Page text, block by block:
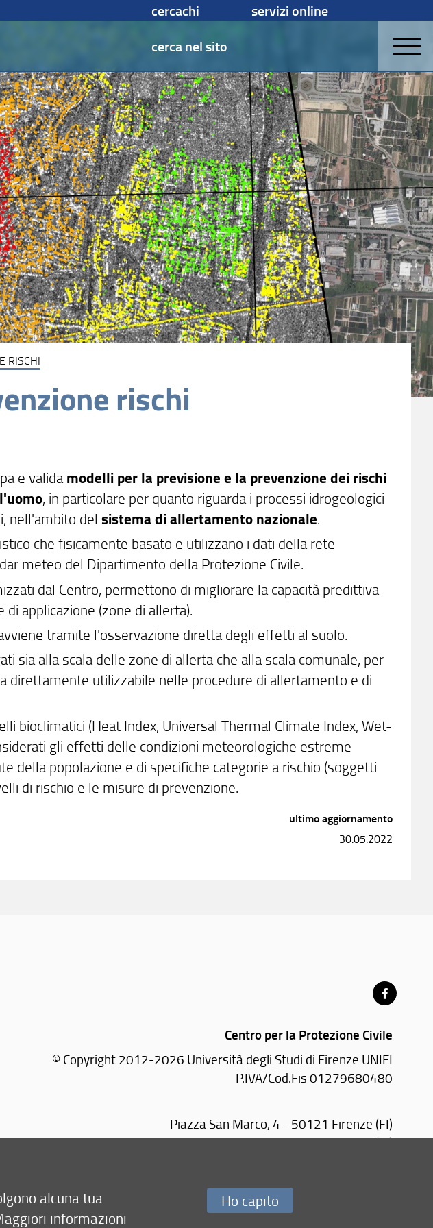
cercachi
servizi online
cerca nel sito
RISCHI
rischi
e validamodelli per la previsione e la prevenzione dei rischi
, in particolare per quanto riguarda i processi idrogeologici
nell'ambito delsistema di allertamento nazionale.
che fisicamente basato e utilizzano i dati della rete
meteo del Dipartimento della Protezione Civile.
dal Centro, permettono di migliorare la capacità predittiva
applicazione (zone di allerta).
tramite l'osservazione diretta degli effetti al suolo.
sia alla scala delle zone di allerta che alla scala comunale, per
direttamente utilizzabile nelle procedure di allertamento e di
bioclimatici (Heat Index, Universal Thermal Climate Index, Wet-
gli effetti delle condizioni meteorologiche estreme
della popolazione e di specifiche categorie a rischio (soggetti
di rischio e le misure di prevenzione.
ultimo aggiornamento
30.05.2022
Centro per la Protezione Civile
© Copyright 2012-2026 Università degli Studi di Firenze UNIFI
P.IVA/Cod.Fis 01279680480
Piazza San Marco, 4 - 50121 Firenze (FI)
Sede operativa:Largo Enrico Fermi, 2 - 50125 Firenze (FI)
alcuna tua
informazioni
Ho capito